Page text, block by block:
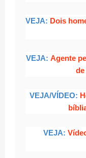
VEJA: Dois
VEJA: Agente
VEJA/VÍDEO:
VEJA: